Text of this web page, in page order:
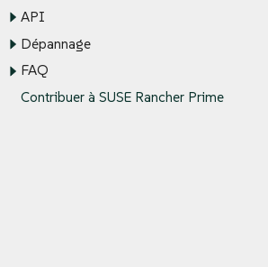
API
Dépannage
FAQ
Contribuer à SUSE Rancher Prime